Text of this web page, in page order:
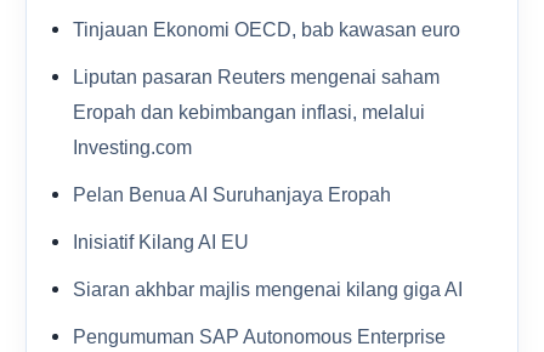
Tinjauan Ekonomi OECD, bab kawasan euro
Liputan pasaran Reuters mengenai saham
Eropah dan kebimbangan inflasi, melalui
Investing.com
Pelan Benua AI Suruhanjaya Eropah
Inisiatif Kilang AI EU
Siaran akhbar majlis mengenai kilang giga AI
Pengumuman SAP Autonomous Enterprise